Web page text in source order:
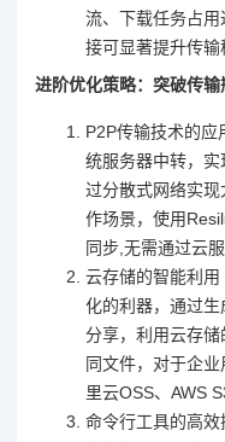
流、下载任务占
接可显著提升传输
进阶优化策略：突破传输
P2P传输技术的应
统服务器中转，
过分散式网络实
作场景，使用
同步,无需通过云服
云存储的智能利
化的利器，通过
分享，利用云存
同文件，对于企
里云OSS、AWS
命令行工具的高